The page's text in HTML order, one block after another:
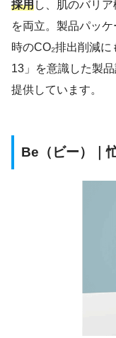
採用し、肌のバリ
を両立。製品パッ
時のCO₂排出削減
13」を意識した製
提供しています。
Be（ビー）｜